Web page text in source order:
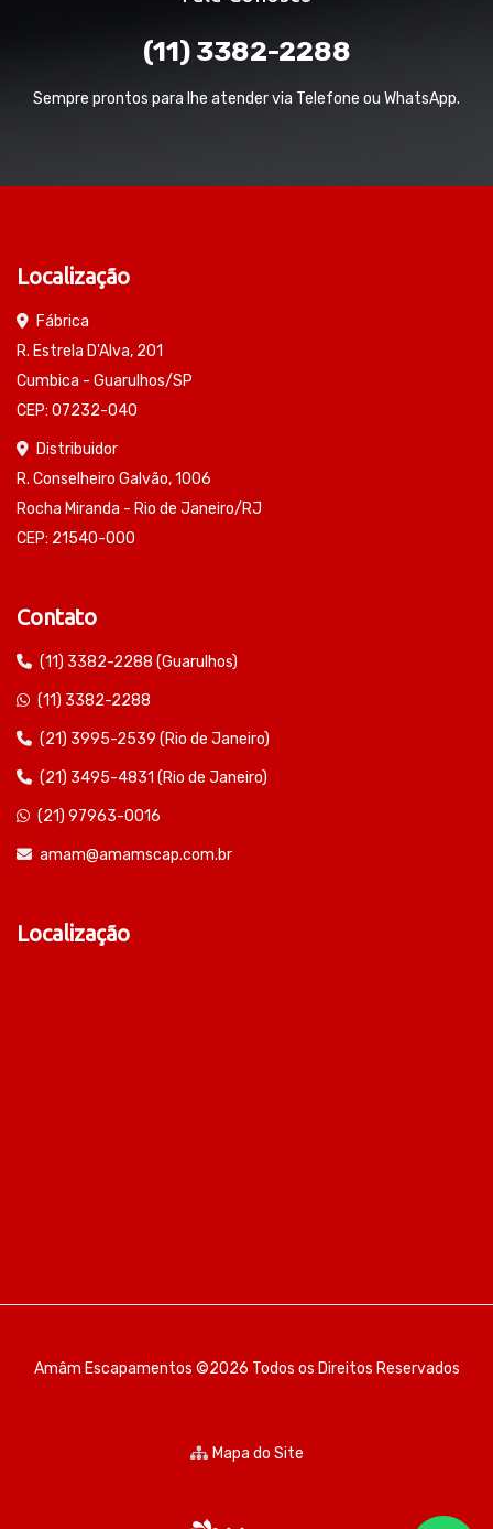
(11) 3382-2288
Sempre prontos para lhe atender via Telefone ou WhatsApp.
Localização
Fábrica
R. Estrela D'Alva, 201
Cumbica - Guarulhos/SP
CEP: 07232-040
Distribuidor
R. Conselheiro Galvão, 1006
Rocha Miranda - Rio de Janeiro/RJ
CEP: 21540-000
Contato
(11) 3382-2288 (Guarulhos)
(11) 3382-2288
(21) 3995-2539 (Rio de Janeiro)
(21) 3495-4831 (Rio de Janeiro)
(21) 97963-0016
amam@amamscap.com.br
Localização
Amâm Escapamentos ©2026 Todos os Direitos Reservados
Mapa do Site